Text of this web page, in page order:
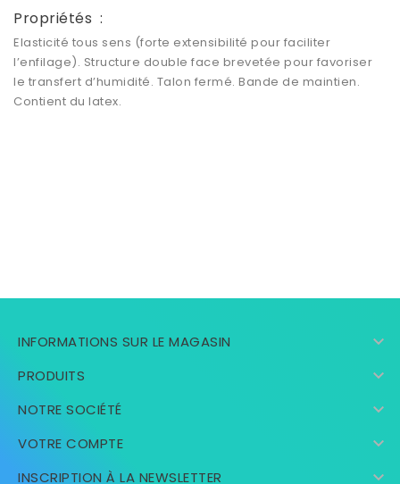
Propriétés :
Elasticité tous sens (forte extensibilité pour faciliter
l’enfilage). Structure double face brevetée pour favoriser
le transfert d’humidité. Talon fermé. Bande de maintien.
Contient du latex.
INFORMATIONS SUR LE MAGASIN 
PRODUITS 
NOTRE SOCIÉTÉ 
VOTRE COMPTE 
INSCRIPTION À LA NEWSLETTER 